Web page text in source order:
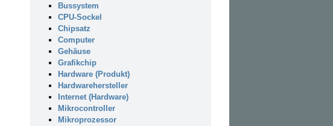
Bussystem
CPU-Sockel
Chipsatz
Computer
Gehäuse
Grafikchip
Hardware (Produkt)
Hardwarehersteller
Internet (Hardware)
Mikrocontroller
Mikroprozessor